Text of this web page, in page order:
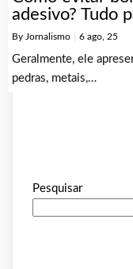
adesivo? Tudo
By Jornalismo 6 ago, 25
Geralmente, ele
pedras, metais,…
Pesquisar